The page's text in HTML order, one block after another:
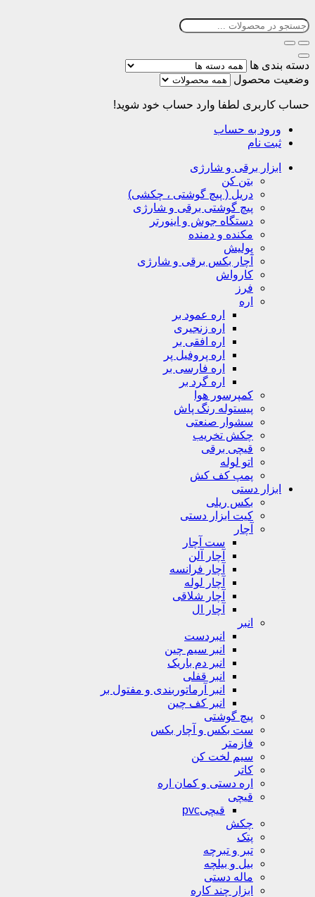
دسته بندی ها
وضعیت محصول
حساب کاربری لطفا وارد حساب خود شوید!
ورود به حساب
ثبت نام
ابزار برقی و شارژی
بتن کن
دریل ( پیچ گوشتی ، چکشی)
پیچ گوشتی برقی و شارژی
دستگاه جوش و اینورتر
مکنده و دمنده
پولیش
آچار بکس برقی و شارژی
کارواش
فرز
اره
اره عمود بر
اره زنجیری
اره افقی بر
اره پروفیل پر
اره فارسی بر
اره گرد بر
کمپرسور هوا
پیستوله رنگ پاش
سشوار صنعتی
چکش تخریب
قیچی برقی
اتو لوله
پمپ کف کش
ابزار دستی
بکس ریلی
کیت ابزار دستی
آچار
ست آچار
آچار آلن
آچار فرانسه
آچار لوله
آچار شلاقی
آچار ال
انبر
انبردست
انبر سیم چین
انبر دم باریک
انبر قفلی
انبر آرماتوربندی و مفتول بر
انبر کف چین
پیچ گوشتی
ست بکس و آچار بکس
فازمتر
سیم لخت کن
کاتر
اره دستی و کمان اره
قیچی
قیچیpvc
چکش
پتک
تبر و تبرچه
بیل و بیلچه
ماله دستی
ابزار چند کاره